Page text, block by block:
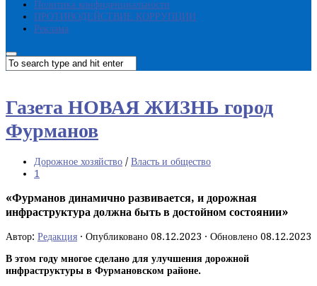
Политика конфиденциальности
ПРОТИВОДЕЙСТВИЕ КОРРУПЦИИ
Реклама
Газета НОВАЯ ЖИЗНЬ город
Фурманов
Дорожное хозяйство / Власть и общество
1
«Фурманов динамично развивается, и дорожная
инфраструктура должна быть в достойном состоянии»
Автор: Редакция · Опубликовано 08.12.2023 · Обновлено 08.12.2023
В этом году многое сделано для улучшения дорожной
инфраструктуры в Фурмановском районе.